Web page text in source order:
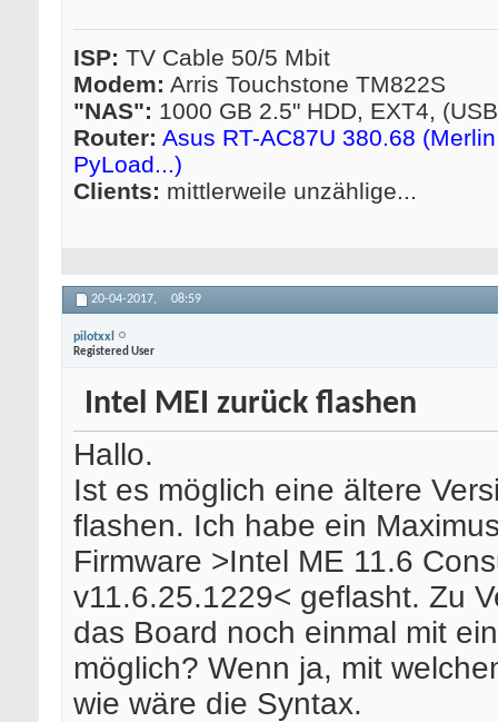
ISP: TV Cable 50/5 Mbit
Modem: Arris Touchstone TM822S
"NAS": 1000 GB 2.5" HDD, EXT4,
Router: Asus RT-AC87U 380.68
PyLoad...)
Clients: mittlerweile unzählige...
20-04-2017, 08:59
pilotxxl
Registered User
Intel MEI zurück flashen
Hallo.
Ist es möglich eine ältere
flashen. Ich habe ein
Firmware >Intel ME 11.6
v11.6.25.1229< geflasht. Zu
das Board noch einmal mit
möglich? Wenn ja, mit
wie wäre die Syntax.